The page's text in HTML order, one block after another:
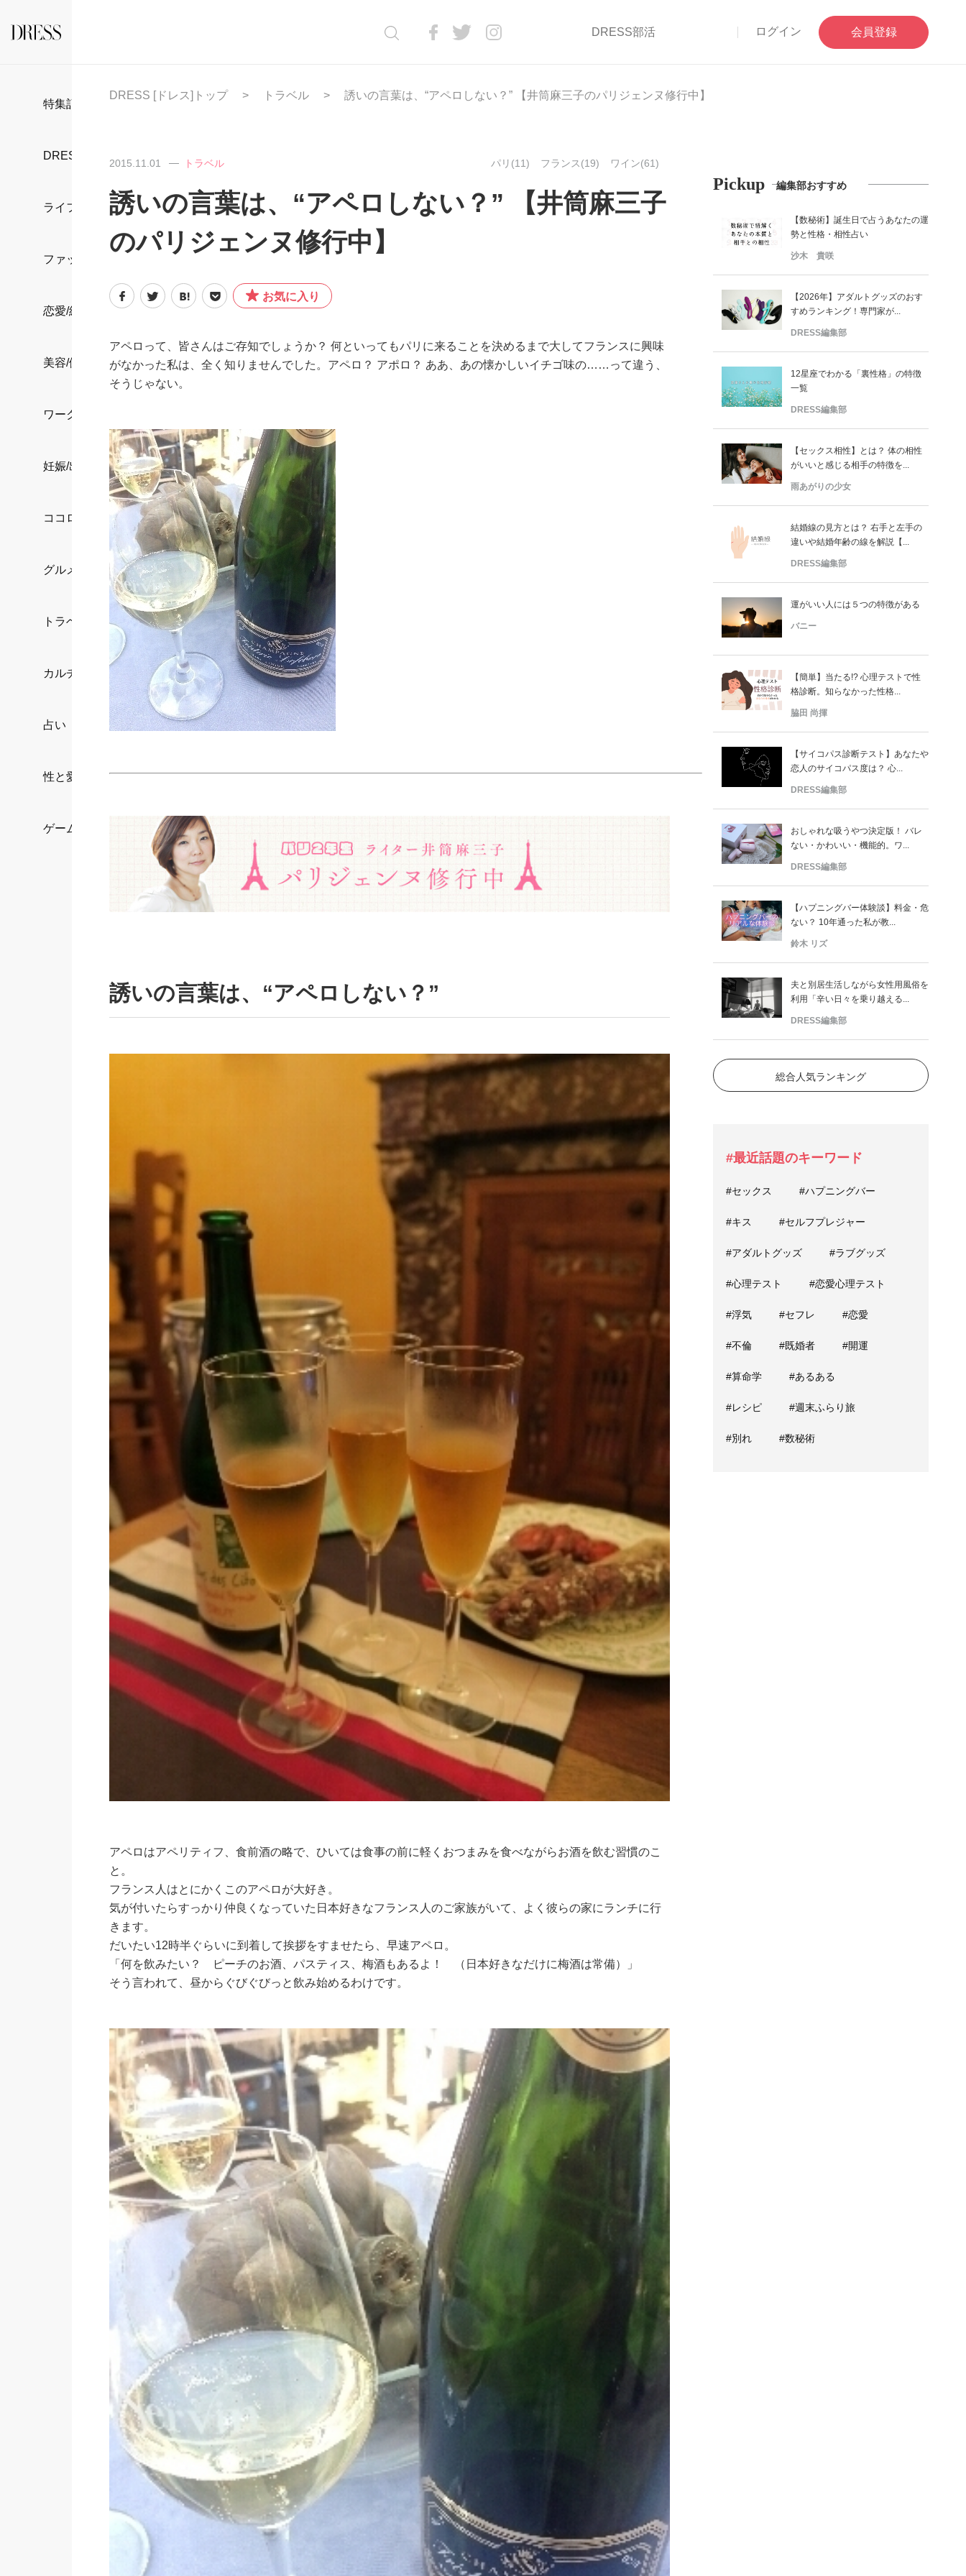
DRESS部活 ログイン 会員登録
特集記事
DRESS部活
ライフスタイル
ファッション
恋愛/結婚/離婚
美容/健康
ワークスタイル
妊娠/出産/家族
ココロ/カラダ
グルメ
トラベル
カルチャー/エンタメ
占い
性と愛
ゲーム
DRESS [ドレス]トップ トラベル 誘いの言葉は、“アペロしない？” 【井筒麻三子のパリジェンヌ修行中】
2015.11.01 トラベル パリ(11) フランス(19) ワイン(61)
誘いの言葉は、“アペロしない？” 【井筒麻三子
のパリジェンヌ修行中】
お気に入り
アペロって、皆さんはご存知でしょうか？ 何といってもパリに来ることを決めるまで大してフランスに興味
がなかった私は、全く知りませんでした。アペロ？ アポロ？ ああ、あの懐かしいイチゴ味の……って違う、
そうじゃない。
誘いの言葉は、“アペロしない？”
アペロはアペリティフ、食前酒の略で、ひいては食事の前に軽くおつまみを食べながらお酒を飲む習慣のこ
と。
フランス人はとにかくこのアペロが大好き。
気が付いたらすっかり仲良くなっていた日本好きなフランス人のご家族がいて、よく彼らの家にランチに行
きます。
だいたい12時半ぐらいに到着して挨拶をすませたら、早速アペロ。
「何を飲みたい？ ピーチのお酒、パスティス、梅酒もあるよ！ （日本好きなだけに梅酒は常備）」
そう言われて、昼からぐびぐびっと飲み始めるわけです。
Pickup 編集部おすすめ
【数秘術】誕生日で占うあなたの運
勢と性格・相性占い
沙木 貴咲
【2026年】アダルトグッズのおす
すめランキング！専門家が...
DRESS編集部
12星座でわかる「裏性格」の特徴
一覧
DRESS編集部
【セックス相性】とは？ 体の相性
がいいと感じる相手の特徴を...
雨あがりの少女
結婚線の見方とは？ 右手と左手の
違いや結婚年齢の線を解説【...
DRESS編集部
運がいい人には５つの特徴がある
バニー
【簡単】当たる!? 心理テストで性
格診断。知らなかった性格...
脇田 尚揮
【サイコパス診断テスト】あなたや
恋人のサイコパス度は？ 心...
DRESS編集部
おしゃれな吸うやつ決定版！ バレ
ない・かわいい・機能的。ワ...
DRESS編集部
【ハプニングバー体験談】料金・危
ない？ 10年通った私が教...
鈴木 リズ
夫と別居生活しながら女性用風俗を
利用「辛い日々を乗り越える...
DRESS編集部
総合人気ランキング
#最近話題のキーワード
#セックス #ハプニングバー
#キス #セルフプレジャー
#アダルトグッズ #ラブグッズ
#心理テスト #恋愛心理テスト
#浮気 #セフレ #恋愛
#不倫 #既婚者 #開運
#算命学 #あるある
#レシピ #週末ふらり旅
#別れ #数秘術